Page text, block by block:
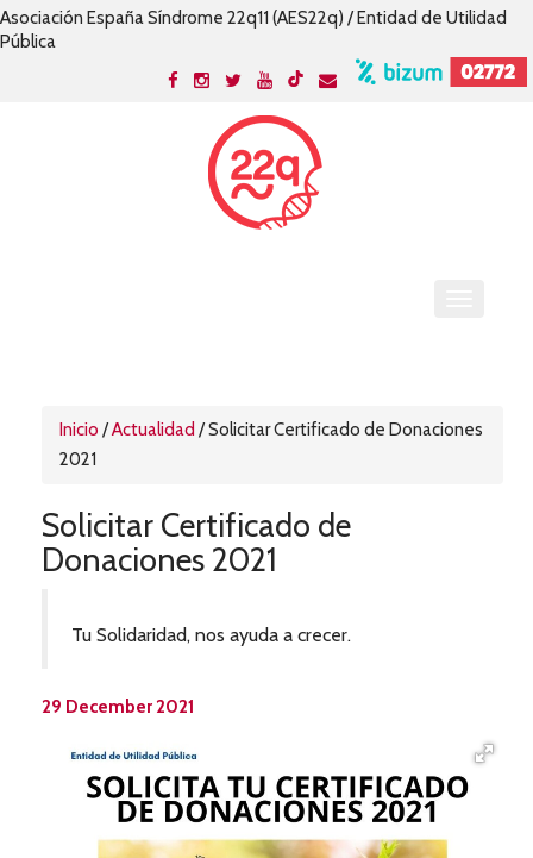
Asociación España Síndrome 22q11 (AES22q) / Entidad de Utilidad
Pública
Inicio /Actualidad /Solicitar Certificado de Donaciones
2021
Solicitar Certificado de
Donaciones 2021
Tu Solidaridad, nos ayuda a crecer.
29 December 2021